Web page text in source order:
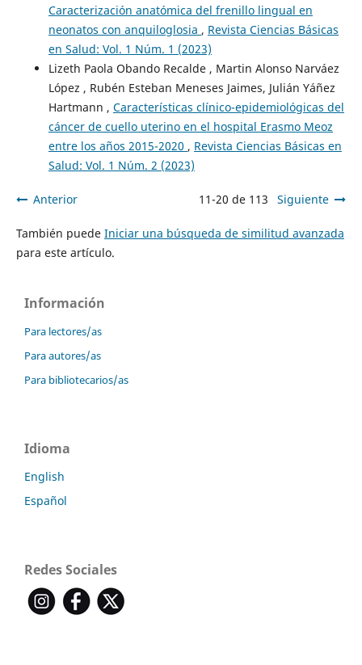
Caracterización anatómica del frenillo lingual en
neonatos con anquiloglosia , Revista Ciencias Básicas
en Salud: Vol. 1 Núm. 1 (2023)
Lizeth Paola Obando Recalde , Martin Alonso Narváez
López , Rubén Esteban Meneses Jaimes, Julián Yáñez
Hartmann , Características clínico-epidemiológicas del
cáncer de cuello uterino en el hospital Erasmo Meoz
entre los años 2015-2020 , Revista Ciencias Básicas en
Salud: Vol. 1 Núm. 2 (2023)
Anterior 11-20 de 113 Siguiente
También puede Iniciar una búsqueda de similitud avanzada
para este artículo.
Información
Para lectores/as
Para autores/as
Para bibliotecarios/as
Idioma
English
Español
Redes Sociales